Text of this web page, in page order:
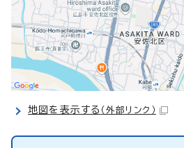
地図を表示する （外部リンク）